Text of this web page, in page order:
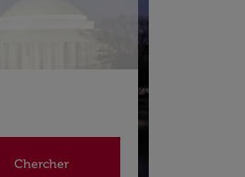
Chercher